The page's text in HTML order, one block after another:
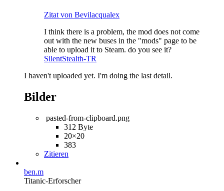
Zitat von Bevilacqualex
I think there is a problem, the mod does not come
out with the new buses in the "mods" page to be
able to upload it to Steam. do you see it?
SilentStealth-TR
I haven't uploaded yet. I'm doing the last detail.
Bilder
pasted-from-clipboard.png
312 Byte
20×20
383
Zitieren
ben.m
Titanic-Erforscher